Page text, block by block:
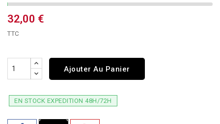
32,00 €
TTC
Ajouter Au Panier
EN STOCK EXPEDITION 48H/72H